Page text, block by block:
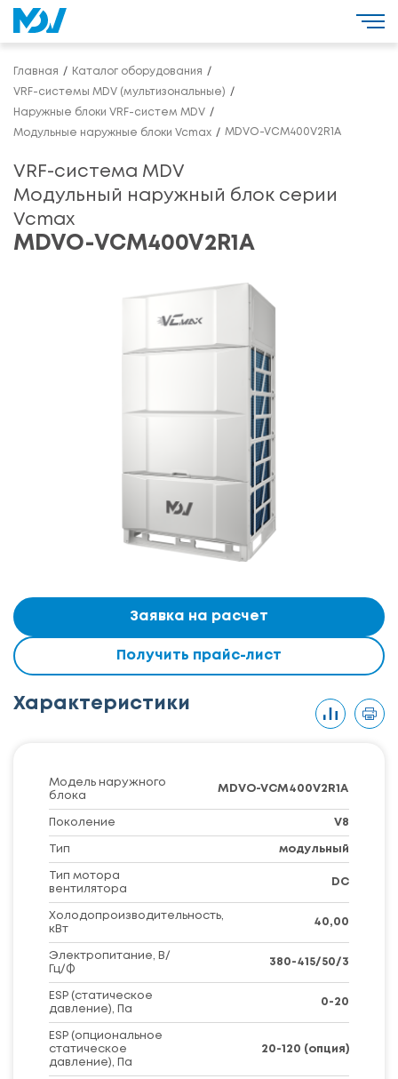
Главная Каталог оборудования
VRF-системы MDV (мультизональные)
Наружные блоки VRF-систем MDV
Модульные наружные блоки Vcmax MDVO-VCM400V2R1A
VRF-система MDV
Модульный наружный блок серии
Vcmax
MDVO-VCM400V2R1A
Заявка на расчет
Получить прайс-лист
Характеристики
Модель наружного
блока
MDVO-VCM400V2R1A
Поколение V8
Тип модульный
Тип мотора
вентилятора
DC
Холодопроизводительность,
кВт
40,00
Электропитание, В/
Гц/Ф
380-415/50/3
ESP (статическое
давление), Па
0-20
ESP (опциональное
статическое
давление), Па
20-120 (опция)